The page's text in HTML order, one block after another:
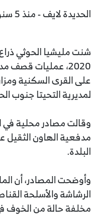
الحديدة لايف - منذ 5 سنوات
2020، عمليات
على القرى السكنية
لمديرية التحيتا جنوب
وقالت مصادر محلية في
البلدة.
وأوضحت المصادر، أن
الرشاشة والأسلحة
مخلفة حالة من الخوف